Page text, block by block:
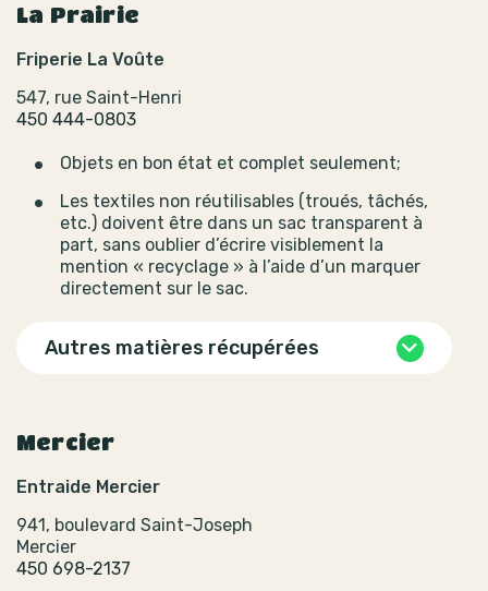
La Prairie
Friperie La Voûte
547, rue Saint-Henri
450 444-0803
Objets en bon état et complet seulement;
Les textiles non réutilisables (troués, tâchés,
etc.) doivent être dans un sac transparent à
part, sans oublier d’écrire visiblement la
mention « recyclage » à l’aide d’un marquer
directement sur le sac.
Autres matières récupérées
Mercier
Entraide Mercier
941, boulevard Saint-Joseph
Mercier
450 698-2137